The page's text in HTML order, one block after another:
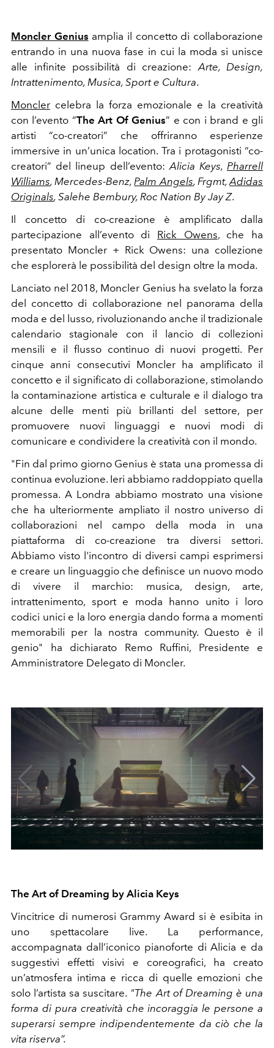
Moncler Genius amplia il concetto di collaborazione
entrando in una nuova fase in cui la moda si unisce
alle infinite possibilità di creazione: Arte, Design,
Intrattenimento, Musica, Sport e Cultura.
Moncler celebra la forza emozionale e la creatività
con l’evento “The Art Of Genius” e con i brand e gli
artisti “co-creatori” che offriranno esperienze
immersive in un’unica location. Tra i protagonisti “co-
creatori” del lineup dell’evento: Alicia Keys, Pharrell
Williams, Mercedes-Benz, Palm Angels, Frgmt,Adidas
Originals, Salehe Bembury, Roc Nation By Jay Z.
Il concetto di co-creazione è amplificato dalla
partecipazione all’evento di Rick Owens, che ha
presentato Moncler + Rick Owens: una collezione
che esplorerà le possibilità del design oltre la moda.
Lanciato nel 2018, Moncler Genius ha svelato la forza
del concetto di collaborazione nel panorama della
moda e del lusso, rivoluzionando anche il tradizionale
calendario stagionale con il lancio di collezioni
mensili e il flusso continuo di nuovi progetti. Per
cinque anni consecutivi Moncler ha amplificato il
concetto e il significato di collaborazione, stimolando
la contaminazione artistica e culturale e il dialogo tra
alcune delle menti più brillanti del settore, per
promuovere nuovi linguaggi e nuovi modi di
comunicare e condividere la creatività con il mondo.
"Fin dal primo giorno Genius è stata una promessa di
continua evoluzione. Ieri abbiamo raddoppiato quella
promessa. A Londra abbiamo mostrato una visione
che ha ulteriormente ampliato il nostro universo di
collaborazioni nel campo della moda in una
piattaforma di co-creazione tra diversi settori.
Abbiamo visto l'incontro di diversi campi esprimersi
e creare un linguaggio che definisce un nuovo modo
di vivere il marchio: musica, design, arte,
intrattenimento, sport e moda hanno unito i loro
codici unici e la loro energia dando forma a momenti
memorabili per la nostra community. Questo è il
genio" ha dichiarato Remo Ruffini, Presidente e
Amministratore Delegato di Moncler.
The Art of Dreaming by Alicia Keys
Vincitrice di numerosi Grammy Award si è esibita in
uno spettacolare live. La performance,
accompagnata dall’iconico pianoforte di Alicia e da
suggestivi effetti visivi e coreografici, ha creato
un’atmosfera intima e ricca di quelle emozioni che
solo l’artista sa suscitare. "The Art of Dreaming è una
forma di pura creatività che incoraggia le persone a
superarsi sempre indipendentemente da ciò che la
vita riserva”.